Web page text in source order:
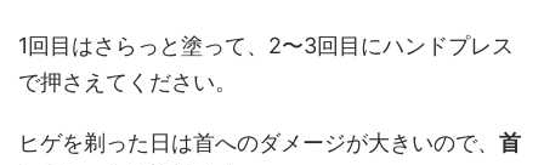
1回目はさらっと塗って、2〜3回目にハンドプレス
で押さえてください。
ヒゲを剃った日は首へのダメージが大きいので、 首